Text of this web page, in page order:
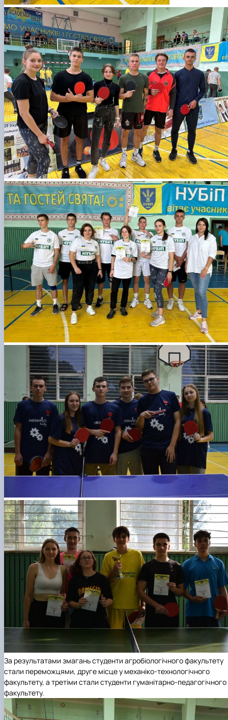
За результатами змагань студенти агробіологічного факультету
стали переможцями, друге місце у механіко-технологічного
факультету, а третіми стали студенти гуманітарно-педагогічного
факультету.